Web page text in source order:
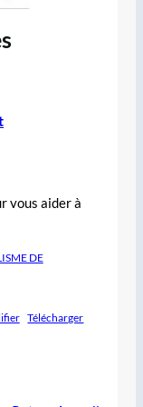
vous aider à
DE
Télécharger